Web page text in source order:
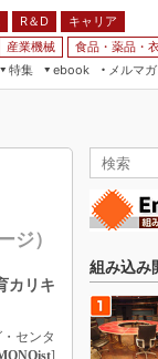
R＆D
キャリア
産業機械 食品・薬品・
特集
ebook
メルマガ
ジ）
カリキ
センタ
]
組み込み